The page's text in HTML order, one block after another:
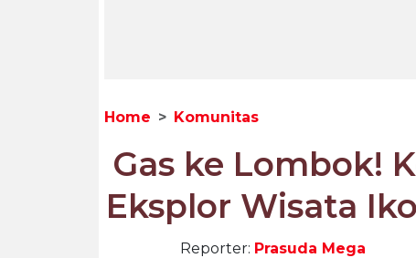
Home Komunitas
Gas ke Lombok!
Eksplor Wisata
Reporter: Prasuda Mega